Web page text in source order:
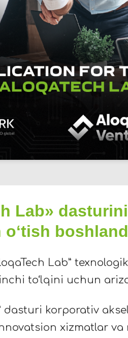
Lab»
oʻtish
Lab”
to‘lqini uchun
dasturi korporativ
xizmatlar